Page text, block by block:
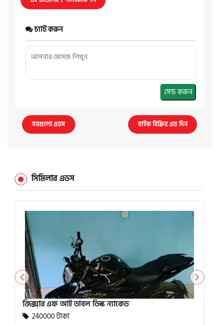
চ্যাট করুন
সেন্ড করুন
সবগুলো এডস বাইক বিক্রির এড দিন
সিমিলার এডস
জিক্সার এফ আই ডাবল ডিস্ক ন্যাকেড
240000 টাকা